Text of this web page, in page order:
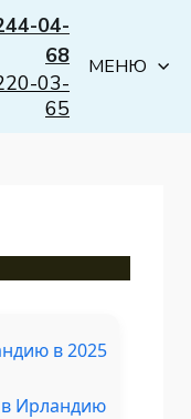
04-
68
03-
65
МЕНЮ
в 2025
Ирландию